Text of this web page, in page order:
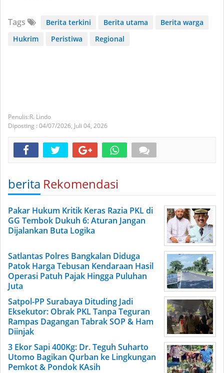
Tags Berita terkini Berita utama
Berita warga
Hukrim
Peristiwa Regional
R. Lindo
Diposting : 04/07/2026, Juli 04, 2026
berita Rekomendasi
Pakar Hukum Kritik Keras Razia PKL di
GG Tembok Dukuh 6: Aturan Jangan
Dijalankan Buta Logika
Satlantas Polres Bangkalan Diduga
Patok Harga Tebusan Kendaraan Hasil
Operasi Patuh Pajak Hingga Puluhan
Juta
Satpol-PP Surabaya Dituding Jadi
Eksekutor: Obrak PKL Tanpa Teguran
Rampas Dagangan Tabrak SOP & Ham
Diinjak
3 Ekor Sapi 400Kg: Dr. Teguh Suharto
Utomo Bagikan Qurban ke Lingkungan
Pemkot & Pondok KAsih